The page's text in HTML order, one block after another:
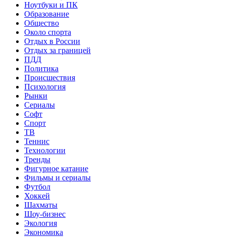
Ноутбуки и ПК
Образование
Общество
Около спорта
Отдых в России
Отдых за границей
ПДД
Политика
Происшествия
Психология
Рынки
Сериалы
Софт
Спорт
ТВ
Теннис
Технологии
Тренды
Фигурное катание
Фильмы и сериалы
Футбол
Хоккей
Шахматы
Шоу-бизнес
Экология
Экономика